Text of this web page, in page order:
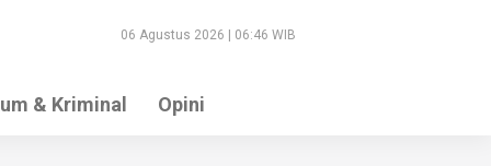
06 Agustus 2026 | 06:46 WIB
& Kriminal Opini